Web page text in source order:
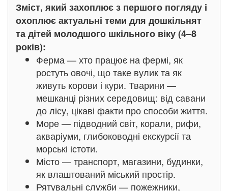
Зміст, який захоплює з першого погляду і
охоплює актуальні теми для дошкільнят
та дітей молодшого шкільного віку (4–8
років):
Ферма — хто працює на фермі, як
ростуть овочі, що таке вулик та як
живуть корови і кури. Тварини —
мешканці різних середовищ: від савани
до лісу, цікаві факти про способи життя.
Море — підводний світ, корали, рифи,
акваріуми, глибоководні екскурсії та
морські істоти.
Місто — транспорт, магазини, будинки,
як влаштований міський простір.
Рятувальні служби — пожежники,